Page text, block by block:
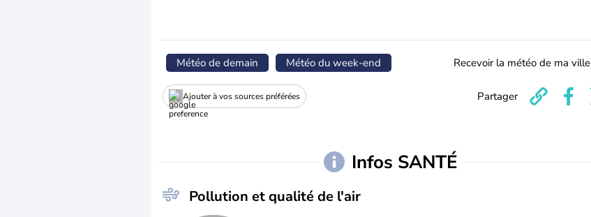
Météo de demain Météo du week-end Recevoir la météo de ma ville
Ajouter à vos sources préférées Partager
Infos SANTÉ
Pollution et qualité de l'air